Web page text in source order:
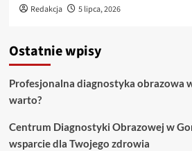
Redakcja 5 lipca, 2026
Ostatnie wpisy
Profesjonalna diagnostyka obrazowa
warto?
Centrum Diagnostyki Obrazowej w
wsparcie dla Twojego zdrowia